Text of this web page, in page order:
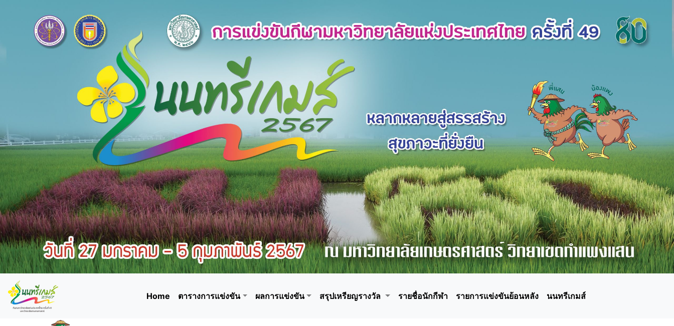
Home ตารางการแข่งขัน ผลการแข่งขัน สรุปเหรียญรางวัล รายชื่อนักกีฬา รายการแข่งขันย้อนหลัง นนทรีเกมส์